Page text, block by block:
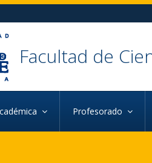
Facultad de
Profesorado